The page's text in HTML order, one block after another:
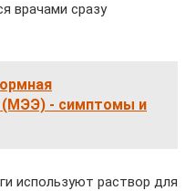
врачами сразу
(МЭЭ) - симптомы и
используют раствор для